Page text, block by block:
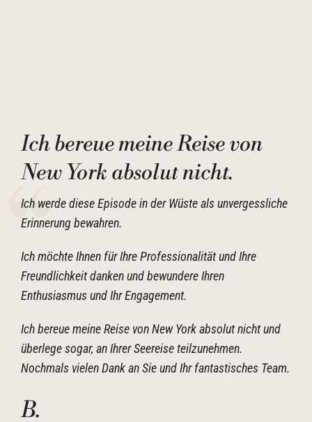
Ich bereue meine Reise von
New York absolut nicht.
Ich werde diese Episode in der Wüste als unvergessliche
Erinnerung bewahren.
Ich möchte Ihnen für Ihre Professionalität und Ihre
Freundlichkeit danken und bewundere Ihren
Enthusiasmus und Ihr Engagement.
Ich bereue meine Reise von New York absolut nicht und
überlege sogar, an Ihrer Seereise teilzunehmen.
Nochmals vielen Dank an Sie und Ihr fantastisches Team.
B.